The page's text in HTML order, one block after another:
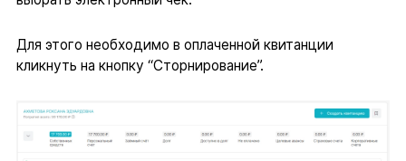
Для этого необходимо в оплаченной квитанции
кликнуть на кнопку “Сторнирование”.